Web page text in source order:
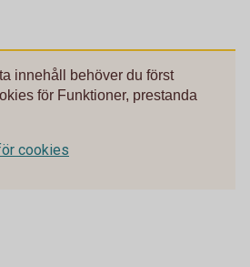
innehåll behöver du först
för Funktioner, prestanda
cookies